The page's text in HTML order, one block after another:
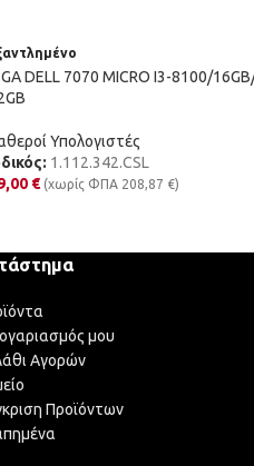
GA DELL 7070 MICRO I3-8100/
Υπολογιστές
1.112.342.CSL
€ (χωρίς ΦΠΑ 208,87 €)
μου
Αγορών
Προϊόντων